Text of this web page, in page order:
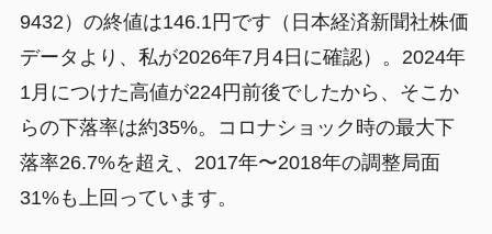
9432）の終値は146.1円です（日本経済新聞社株価
データより、私が2026年7月4日に確認）。2024年
1月につけた高値が224円前後でしたから、そこか
らの下落率は約35%。コロナショック時の最大下
落率26.7%を超え、2017年〜2018年の調整局面
31%も上回っています。